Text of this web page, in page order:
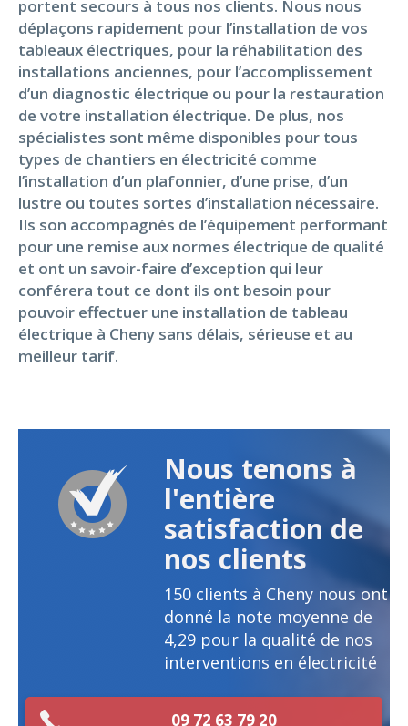
portent secours à tous nos clients. Nous nous
déplaçons rapidement pour l’installation de vos
tableaux électriques, pour la réhabilitation des
installations anciennes, pour l’accomplissement
d’un diagnostic électrique ou pour la restauration
de votre installation électrique. De plus, nos
spécialistes sont même disponibles pour tous
types de chantiers en électricité comme
l’installation d’un plafonnier, d’une prise, d’un
lustre ou toutes sortes d’installation nécessaire.
Ils son accompagnés de l’équipement performant
pour une remise aux normes électrique de qualité
et ont un savoir-faire d’exception qui leur
conférera tout ce dont ils ont besoin pour
pouvoir effectuer une installation de tableau
électrique à Cheny sans délais, sérieuse et au
meilleur tarif.
Nous tenons à
l'entière
satisfaction de
nos clients
150 clients à Cheny nous ont
donné la note moyenne de
4,29 pour la qualité de nos
interventions en électricité
09 72 63 79 20